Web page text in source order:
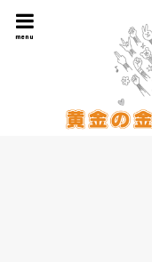
menu